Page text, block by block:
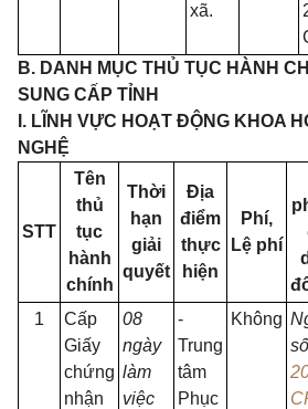
xã.
B. DANH MỤC THỦ TỤC HÀNH
SUNG CẤP TỈNH
I. LĨNH VỰC HOẠT ĐỘNG KHOA
NGHỆ
STT
Tên
thủ
tục
hành
chính
Thời
hạn
giải
quyết
Địa
điểm
thực
hiện
Phí,
Lệ phí
1
Cấp
Giấy
chứng
nhận
08
ngày
làm
việc
-
Trung
tâm
Phục
Không
số